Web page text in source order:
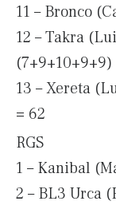
11 – Bronco
12 – Takra
13 – Xereta
= 62
RGS
1 – Kanibal
2 – BL3 Urca